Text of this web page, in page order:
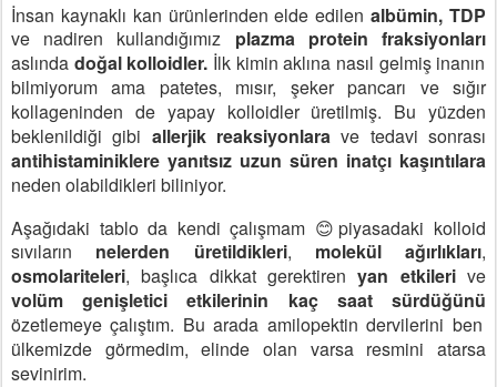
İnsan kaynaklı kan ürünlerinden elde edilenalbümin, TDP
ve nadiren kullandığımız plazma protein fraksiyonları
aslında doğal kolloidler. İlk kimin aklına nasıl gelmiş inanın
bilmiyorum ama patetes, mısır, şeker pancarı ve sığır
kollageninden de yapay kolloidler üretilmiş. Bu yüzden
beklenildiği gibi allerjik reaksiyonlara ve tedavi sonrası
antihistaminiklere yanıtsız uzun süren inatçı kaşıntılara
neden olabildikleri biliniyor.
Aşağıdaki tablo da kendi çalışmam 😊piyasadaki kolloid
sıvıların nelerden üretildikleri, molekül ağırlıkları,
osmolariteleri,başlıca dikkat gerektirenyan etkilerive
volüm genişletici
etkilerinin kaç saat sürdüğünü
özetlemeye çalıştım. Bu arada amilopektin dervilerini ben
ülkemizde görmedim,elinde olan varsa resmini atarsa
sevinirim.